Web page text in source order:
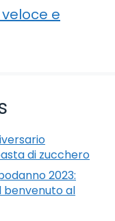
e
di zucchero
2023:
benvenuto al